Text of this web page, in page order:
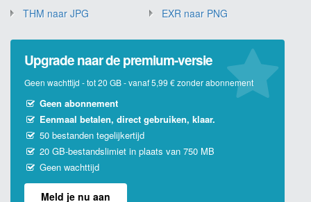
THM naar JPG
EXR naar PNG
Upgrade naar de premium-versie
Geen wachttijd - tot 20 GB - vanaf 5,99 € zonder abonnement
Geen abonnement
Eenmaal betalen, direct gebruiken, klaar.
50 bestanden tegelijkertijd
20 GB-bestandslimiet in plaats van 750 MB
Geen wachttijd
Meld je nu aan